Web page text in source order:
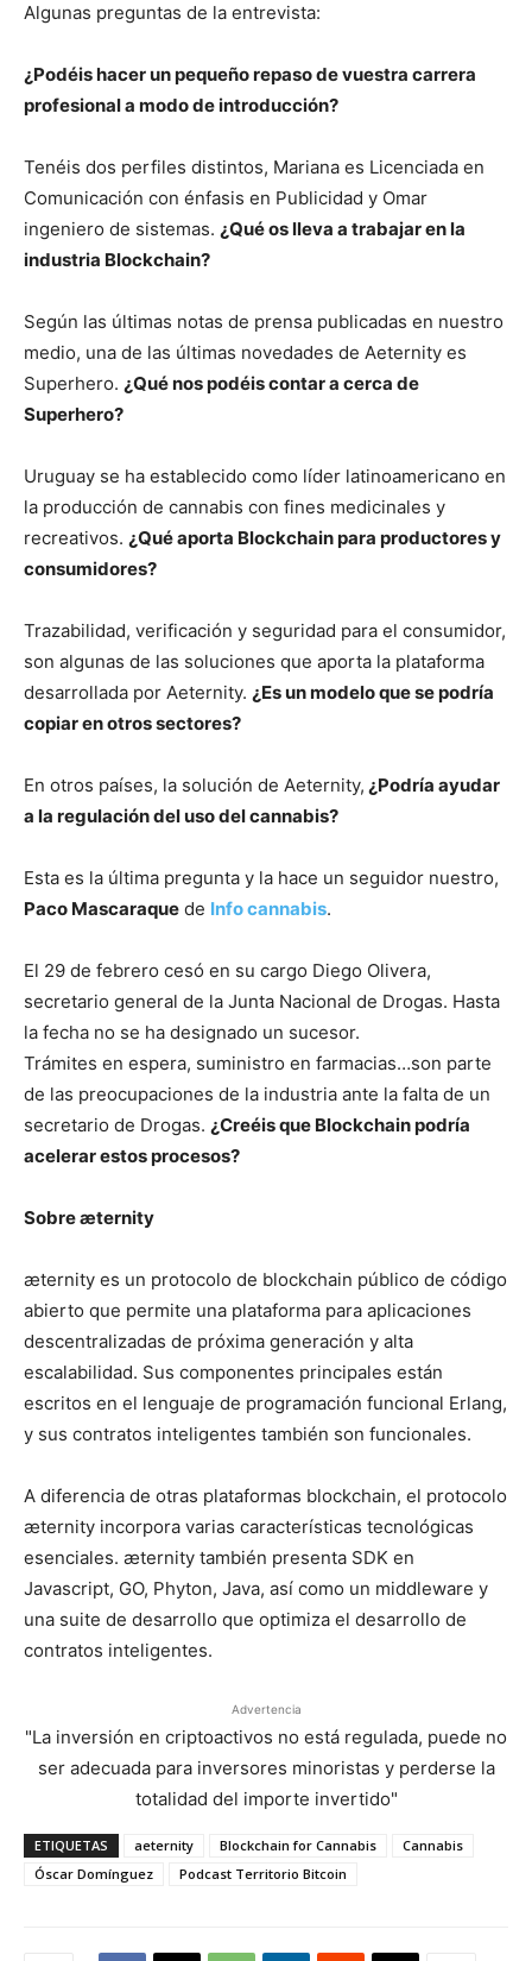
Algunas preguntas de la entrevista:
¿Podéis hacer un pequeño repaso de vuestra carrera
profesional a modo de introducción?
Tenéis dos perfiles distintos, Mariana es Licenciada en
Comunicación con énfasis en Publicidad y Omar
ingeniero de sistemas. ¿Qué os lleva a trabajar en la
industria Blockchain?
Según las últimas notas de prensa publicadas en nuestro
medio, una de las últimas novedades de Aeternity es
Superhero. ¿Qué nos podéis contar a cerca de
Superhero?
Uruguay se ha establecido como líder latinoamericano en
la producción de cannabis con fines medicinales y
recreativos. ¿Qué aporta Blockchain para productores y
consumidores?
Trazabilidad, verificación y seguridad para el consumidor,
son algunas de las soluciones que aporta la plataforma
desarrollada por Aeternity. ¿Es un modelo que se podría
copiar en otros sectores?
En otros países, la solución de Aeternity, ¿Podría ayudar
a la regulación del uso del cannabis?
Esta es la última pregunta y la hace un seguidor nuestro,
Paco Mascaraque de Info cannabis.
El 29 de febrero cesó en su cargo Diego Olivera,
secretario general de la Junta Nacional de Drogas. Hasta
la fecha no se ha designado un sucesor.
Trámites en espera, suministro en farmacias…son parte
de las preocupaciones de la industria ante la falta de un
secretario de Drogas. ¿Creéis que Blockchain podría
acelerar estos procesos?
Sobre æternity
æternity es un protocolo de blockchain público de código
abierto que permite una plataforma para aplicaciones
descentralizadas de próxima generación y alta
escalabilidad. Sus componentes principales están
escritos en el lenguaje de programación funcional Erlang,
y sus contratos inteligentes también son funcionales.
A diferencia de otras plataformas blockchain, el protocolo
æternity incorpora varias características tecnológicas
esenciales. æternity también presenta SDK en
Javascript, GO, Phyton, Java, así como un middleware y
una suite de desarrollo que optimiza el desarrollo de
contratos inteligentes.
Advertencia
"La inversión en criptoactivos no está regulada, puede no
ser adecuada para inversores minoristas y perderse la
totalidad del importe invertido"
ETIQUETAS aeternity Blockchain for Cannabis
Cannabis
Óscar Domínguez
Podcast Territorio Bitcoin